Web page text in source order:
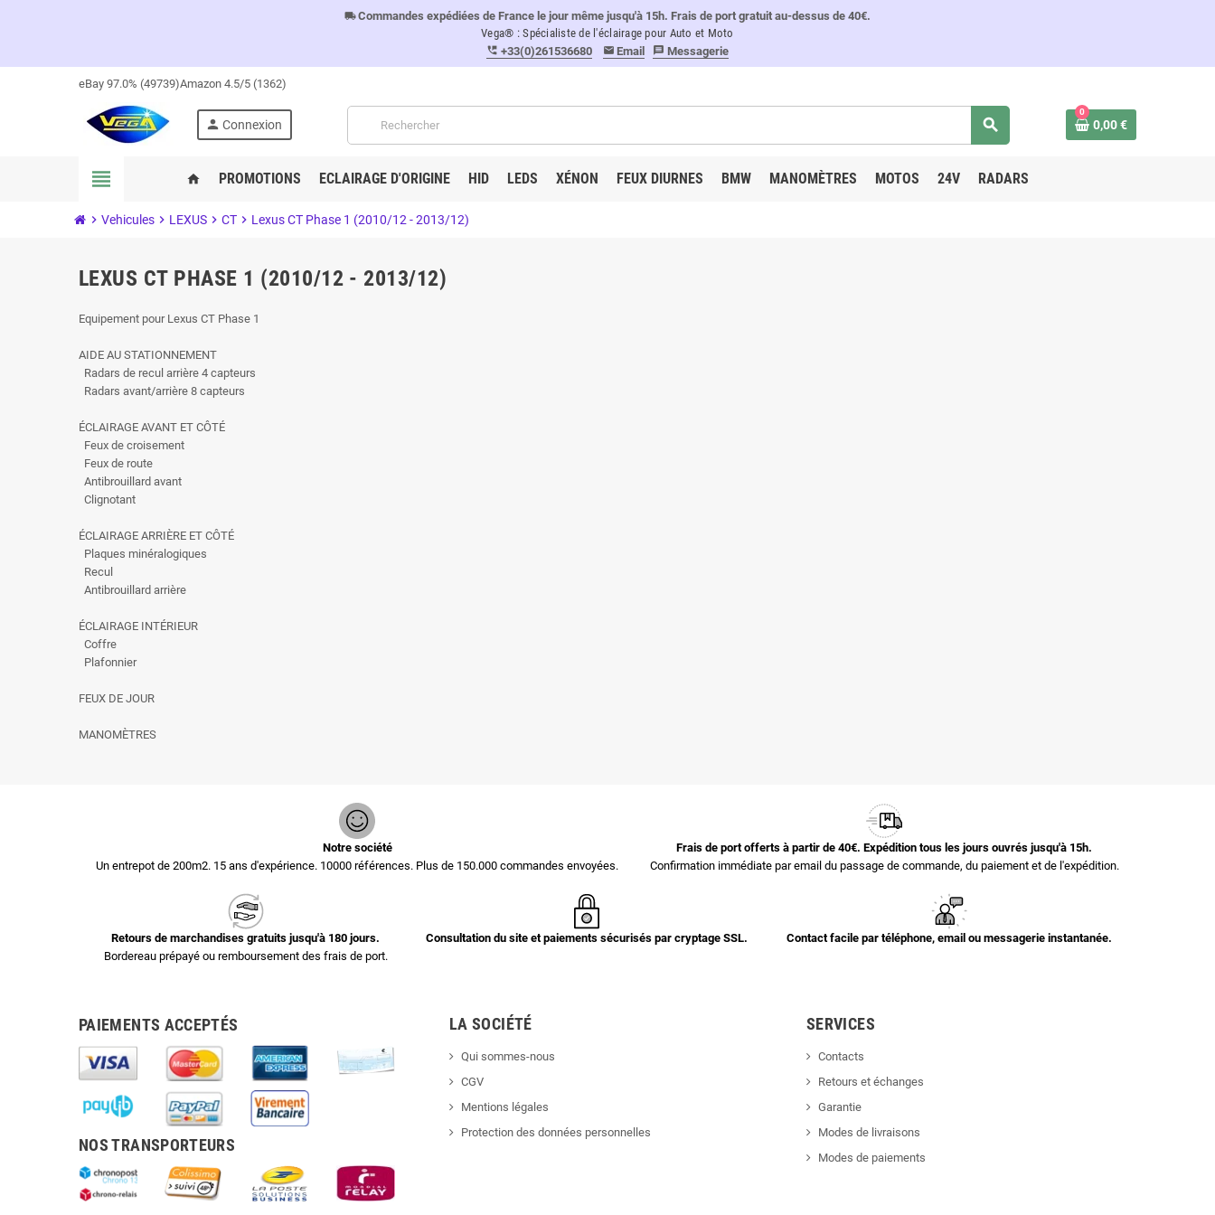
local_shippingCommandes expédiées de France le jour même jusqu'à 15h. Frais de port gratuit au-dessus de 40€.
Vega® : Spécialiste de l'éclairage pour Auto et Moto
perm_phone_msg +33(0)261536680 email Email message Messagerie
eBay 97.0% (49739)Amazon 4.5/5 (1362)
person Connexion search
0
0,00 €
view_headline home PROMOTIONS ECLAIRAGE D'ORIGINE HID LEDS XÉNON FEUX DIURNES BMW MANOMÈTRES MOTOS 24V RADARS
chevron_right Vehicules chevron_right LEXUS chevron_right CT chevron_right Lexus CT Phase 1 (2010/12 - 2013/12)
LEXUS CT PHASE 1 (2010/12 - 2013/12)
Equipement pour Lexus CT Phase 1
AIDE AU STATIONNEMENT
Radars de recul arrière 4 capteurs
Radars avant/arrière 8 capteurs
ÉCLAIRAGE AVANT ET CÔTÉ
Feux de croisement
Feux de route
Antibrouillard avant
Clignotant
ÉCLAIRAGE ARRIÈRE ET CÔTÉ
Plaques minéralogiques
Recul
Antibrouillard arrière
ÉCLAIRAGE INTÉRIEUR
Coffre
Plafonnier
FEUX DE JOUR
MANOMÈTRES
Notre société
Un entrepot de 200m2. 15 ans d'expérience. 10000 références. Plus de 150.000 commandes envoyées.
Frais de port offerts à partir de 40€. Expédition tous les jours ouvrés jusqu'à 15h.
Confirmation immédiate par email du passage de commande, du paiement et de l'expédition.
Retours de marchandises gratuits jusqu'à 180 jours.
Bordereau prépayé ou remboursement des frais de port.
Consultation du site et paiements sécurisés par cryptage SSL. Contact facile par téléphone, email ou messagerie instantanée.
PAIEMENTS ACCEPTÉS
NOS TRANSPORTEURS
LA SOCIÉTÉ
Qui sommes-nous
CGV
Mentions légales
Protection des données personnelles
SERVICES
Contacts
Retours et échanges
Garantie
Modes de livraisons
Modes de paiements